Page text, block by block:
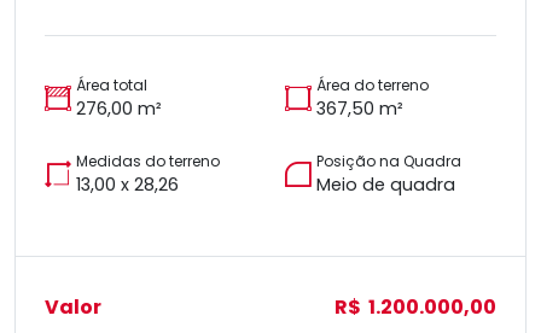
Área total
276,00 m²
Área do terreno
367,50 m²
Medidas do terreno
13,00 x 28,26
Posição na Quadra
Meio de quadra
Valor R$ 1.200.000,00